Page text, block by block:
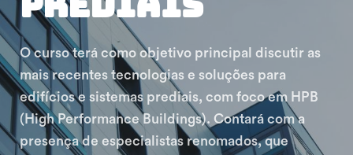
O curso terá como objetivo principal discutir as
mais recentes tecnologias e soluções para
edifícios e sistemas prediais, com foco em HPB
(High Performance Buildings). Contará com a
presença de especialistas renomados, que